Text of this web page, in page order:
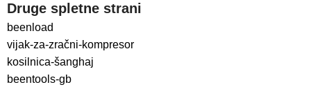
Druge spletne strani
beenload
vijak-za-zračni-kompresor
kosilnica-šanghaj
beentools-gb